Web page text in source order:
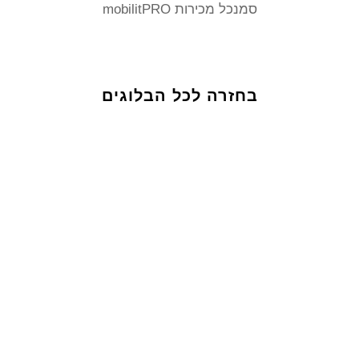
סמנכל מכירות mobilitPRO
בחזרה לכל הבלוגים